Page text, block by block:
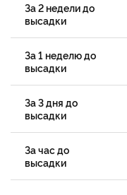
За 2 недели до
высадки
За 1 неделю до
высадки
За 3 дня до
высадки
За час до
высадки